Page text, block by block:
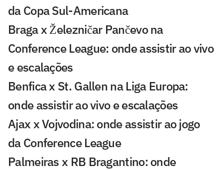
da Copa Sul-Americana
Braga x Železničar Pančevo na
Conference League: onde assistir ao vivo
e escalações
Benfica x St. Gallen na Liga Europa:
onde assistir ao vivo e escalações
Ajax x Vojvodina: onde assistir ao jogo
da Conference League
Palmeiras x RB Bragantino: onde